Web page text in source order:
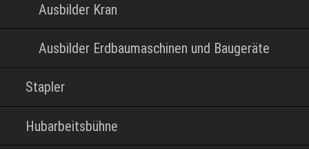
Ausbilder Kran
Ausbilder Erdbaumaschinen und Baugeräte
Stapler
Hubarbeitsbühne